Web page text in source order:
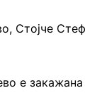
Стојче
е